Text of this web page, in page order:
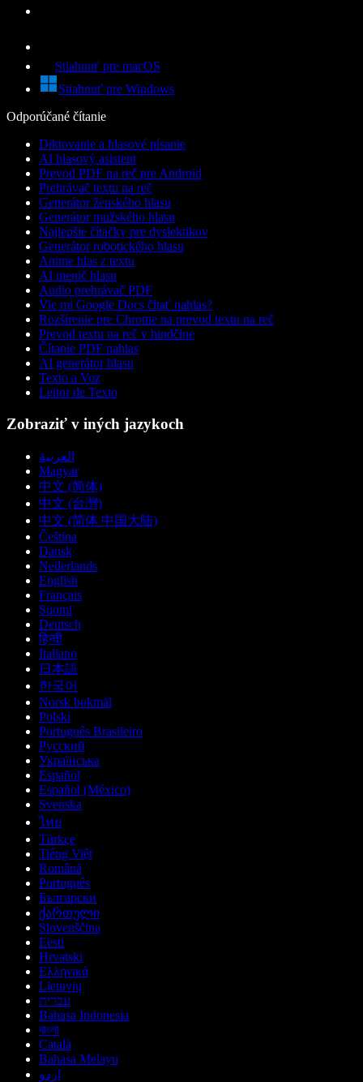
Stiahnuť pre macOS
Stiahnuť pre Windows
Odporúčané čítanie
Diktovanie a hlasové písanie
AI hlasový asistent
Prevod PDF na reč pre Android
Prehrávač textu na reč
Generátor ženského hlasu
Generátor mužského hlasu
Najlepšie čítačky pre dyslektikov
Generátor robotického hlasu
Anime hlas z textu
AI menič hlasu
Audio prehrávač PDF
Vie mi Google Docs čítať nahlas?
Rozšírenie pre Chrome na prevod textu na reč
Prevod textu na reč v hindčine
Čítanie PDF nahlas
AI generátor hlasu
Texto a Voz
Leitor de Texto
Zobraziť v iných jazykoch
العربية
Magyar
中文 (简体)
中文 (台灣)
中文 (简体 中国大陆)
Čeština
Dansk
Nederlands
English
Français
Suomi
Deutsch
हिन्दी
Italiano
日本語
한국어
Norsk bokmål
Polski
Português Brasileiro
Русский
Українська
Español
Español (México)
Svenska
ไทย
Türkçe
Tiếng Việt
Română
Português
Български
ქართული
Slovenščina
Eesti
Hrvatski
Ελληνικά
Lietuvių
עברית
Bahasa Indonesia
বাংলা
Català
Bahasa Melayu
اردو